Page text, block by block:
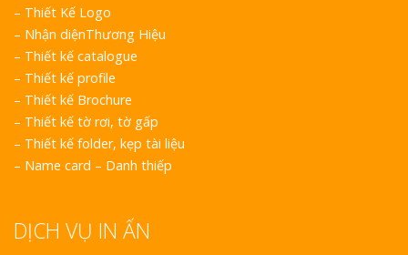
– Thiết Kế Logo
– Nhận diệnThương Hiệu
– Thiết kế catalogue
– Thiết kế profile
– Thiết kế Brochure
– Thiết kế tờ rơi, tờ gấp
– Thiết kế folder, kẹp tài liệu
– Name card – Danh thiếp
DỊCH VỤ IN ẤN